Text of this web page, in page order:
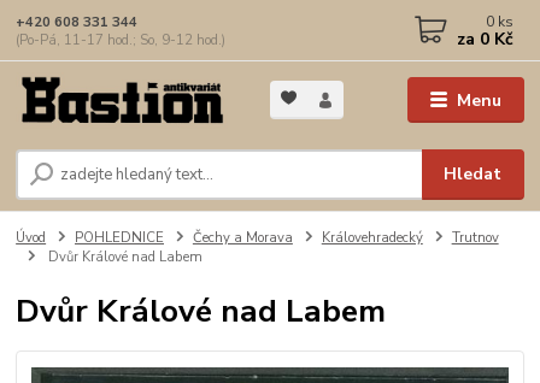
Menu
Hledat
+420 608 331 344
(Po-Pá, 11-17 hod.; So, 9-12 hod.)
0 ks
za 0 Kč
Úvod POHLEDNICE Čechy a Morava Královehradecký
Trutnov
Dvůr Králové nad Labem
Dvůr Králové nad Labem